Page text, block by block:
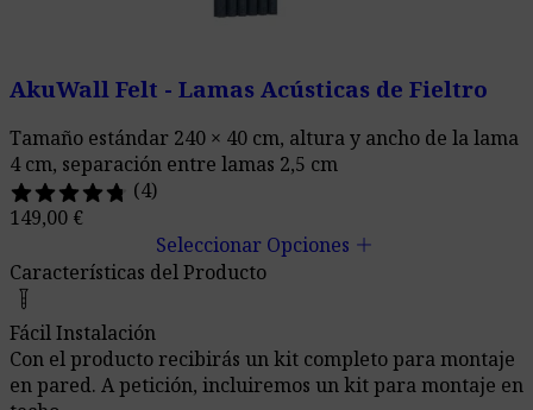
AkuWall Felt - Lamas Acústicas de Fieltro
Tamaño estándar 240 × 40 cm, altura y ancho de la lama
4 cm, separación entre lamas 2,5 cm
(4)
149,00 €
Seleccionar Opciones add
Características del Producto
home_improvement_and_tools
Fácil Instalación
Con el producto recibirás un kit completo para montaje
en pared. A petición, incluiremos un kit para montaje en